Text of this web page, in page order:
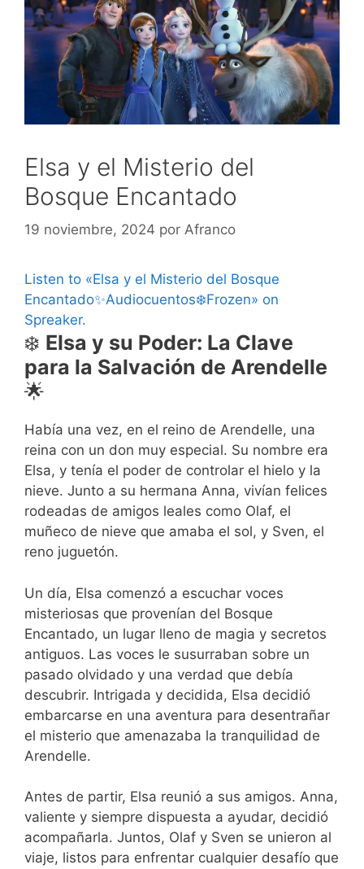
Elsa y el Misterio del
Bosque Encantado
19 noviembre, 2024 por Afranco
Listen to «Elsa y el Misterio del Bosque
Encantado✨Audiocuentos❄️Frozen» on
Spreaker.
❄️ Elsa y su Poder: La Clave
para la Salvación de Arendelle
🌟
Había una vez, en el reino de Arendelle, una
reina con un don muy especial. Su nombre era
Elsa, y tenía el poder de controlar el hielo y la
nieve. Junto a su hermana Anna, vivían felices
rodeadas de amigos leales como Olaf, el
muñeco de nieve que amaba el sol, y Sven, el
reno juguetón.
Un día, Elsa comenzó a escuchar voces
misteriosas que provenían del Bosque
Encantado, un lugar lleno de magia y secretos
antiguos. Las voces le susurraban sobre un
pasado olvidado y una verdad que debía
descubrir. Intrigada y decidida, Elsa decidió
embarcarse en una aventura para desentrañar
el misterio que amenazaba la tranquilidad de
Arendelle.
Antes de partir, Elsa reunió a sus amigos. Anna,
valiente y siempre dispuesta a ayudar, decidió
acompañarla. Juntos, Olaf y Sven se unieron al
viaje, listos para enfrentar cualquier desafío que